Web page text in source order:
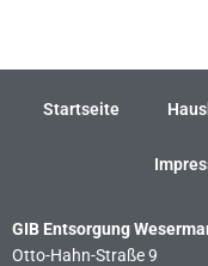
Startseite
GIB Entsorgung
Otto-Hahn-Straße 9